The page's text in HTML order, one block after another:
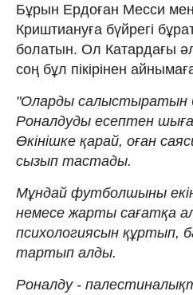
Бұрын Ердоған Месси
Криштиануға бүйрегі
болатын. Ол Катардағы
соң бұл пікірінен
"Оларды салыстыратын
Роналдуды есептен
Өкінішке қарай, оған
сызып тастады.
Мұндай футболшыны
немесе жарты сағатқа
психологиясын құртып,
тартып алды.
Роналду -